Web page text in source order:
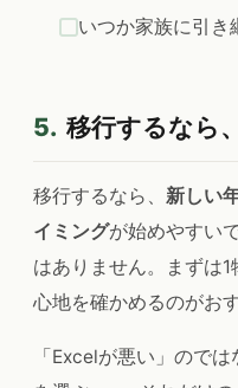
いつか家族に引き
5. 移行するなら
移行するなら、 新しい
イミングが始めやすい
はありません。まずは
心地を確かめるのがお
「Excelが悪い」ので